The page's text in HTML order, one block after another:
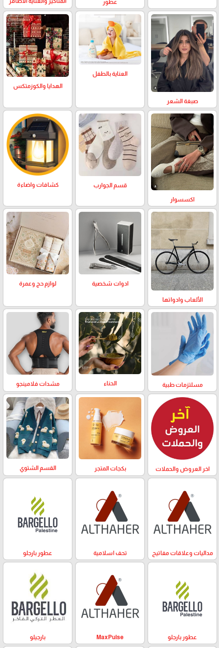
عطور
صبغة الشعر
العناية بالطفل
الهدايا والكوزمتكس
اكسسوار
قسم الجوارب كشافات واضاءة
الألعاب وادواتها
ادوات شخصية لوازم حج وعمرة
مسلتزمات طبية الحناء مشدات فلامينجو
اخر العروض والحملات بكجات المتجر القسم الشتوي
مداليات وعلاقات مفاتيح تحف اسلامية عطور بارجلو
عطور بارجلو MaxPulse بارجيلو